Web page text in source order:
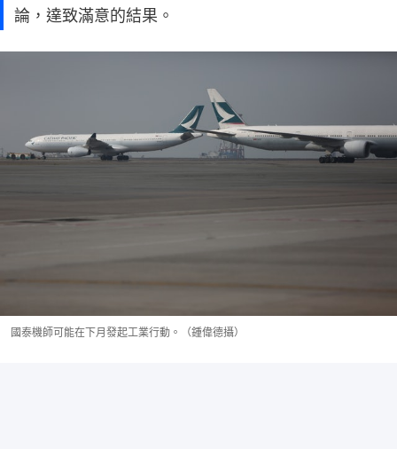
論，達致滿意的結果。
國泰機師可能在下月發起工業行動。（鍾偉德攝）